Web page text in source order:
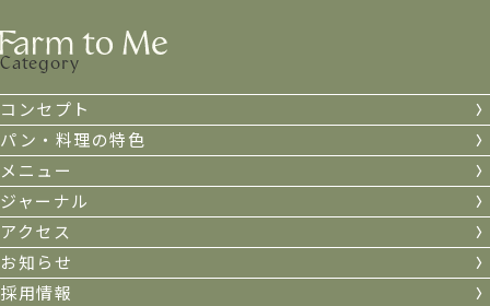
Category
コンセプト
パン・料理の特色
メニュー
ジャーナル
アクセス
お知らせ
採用情報